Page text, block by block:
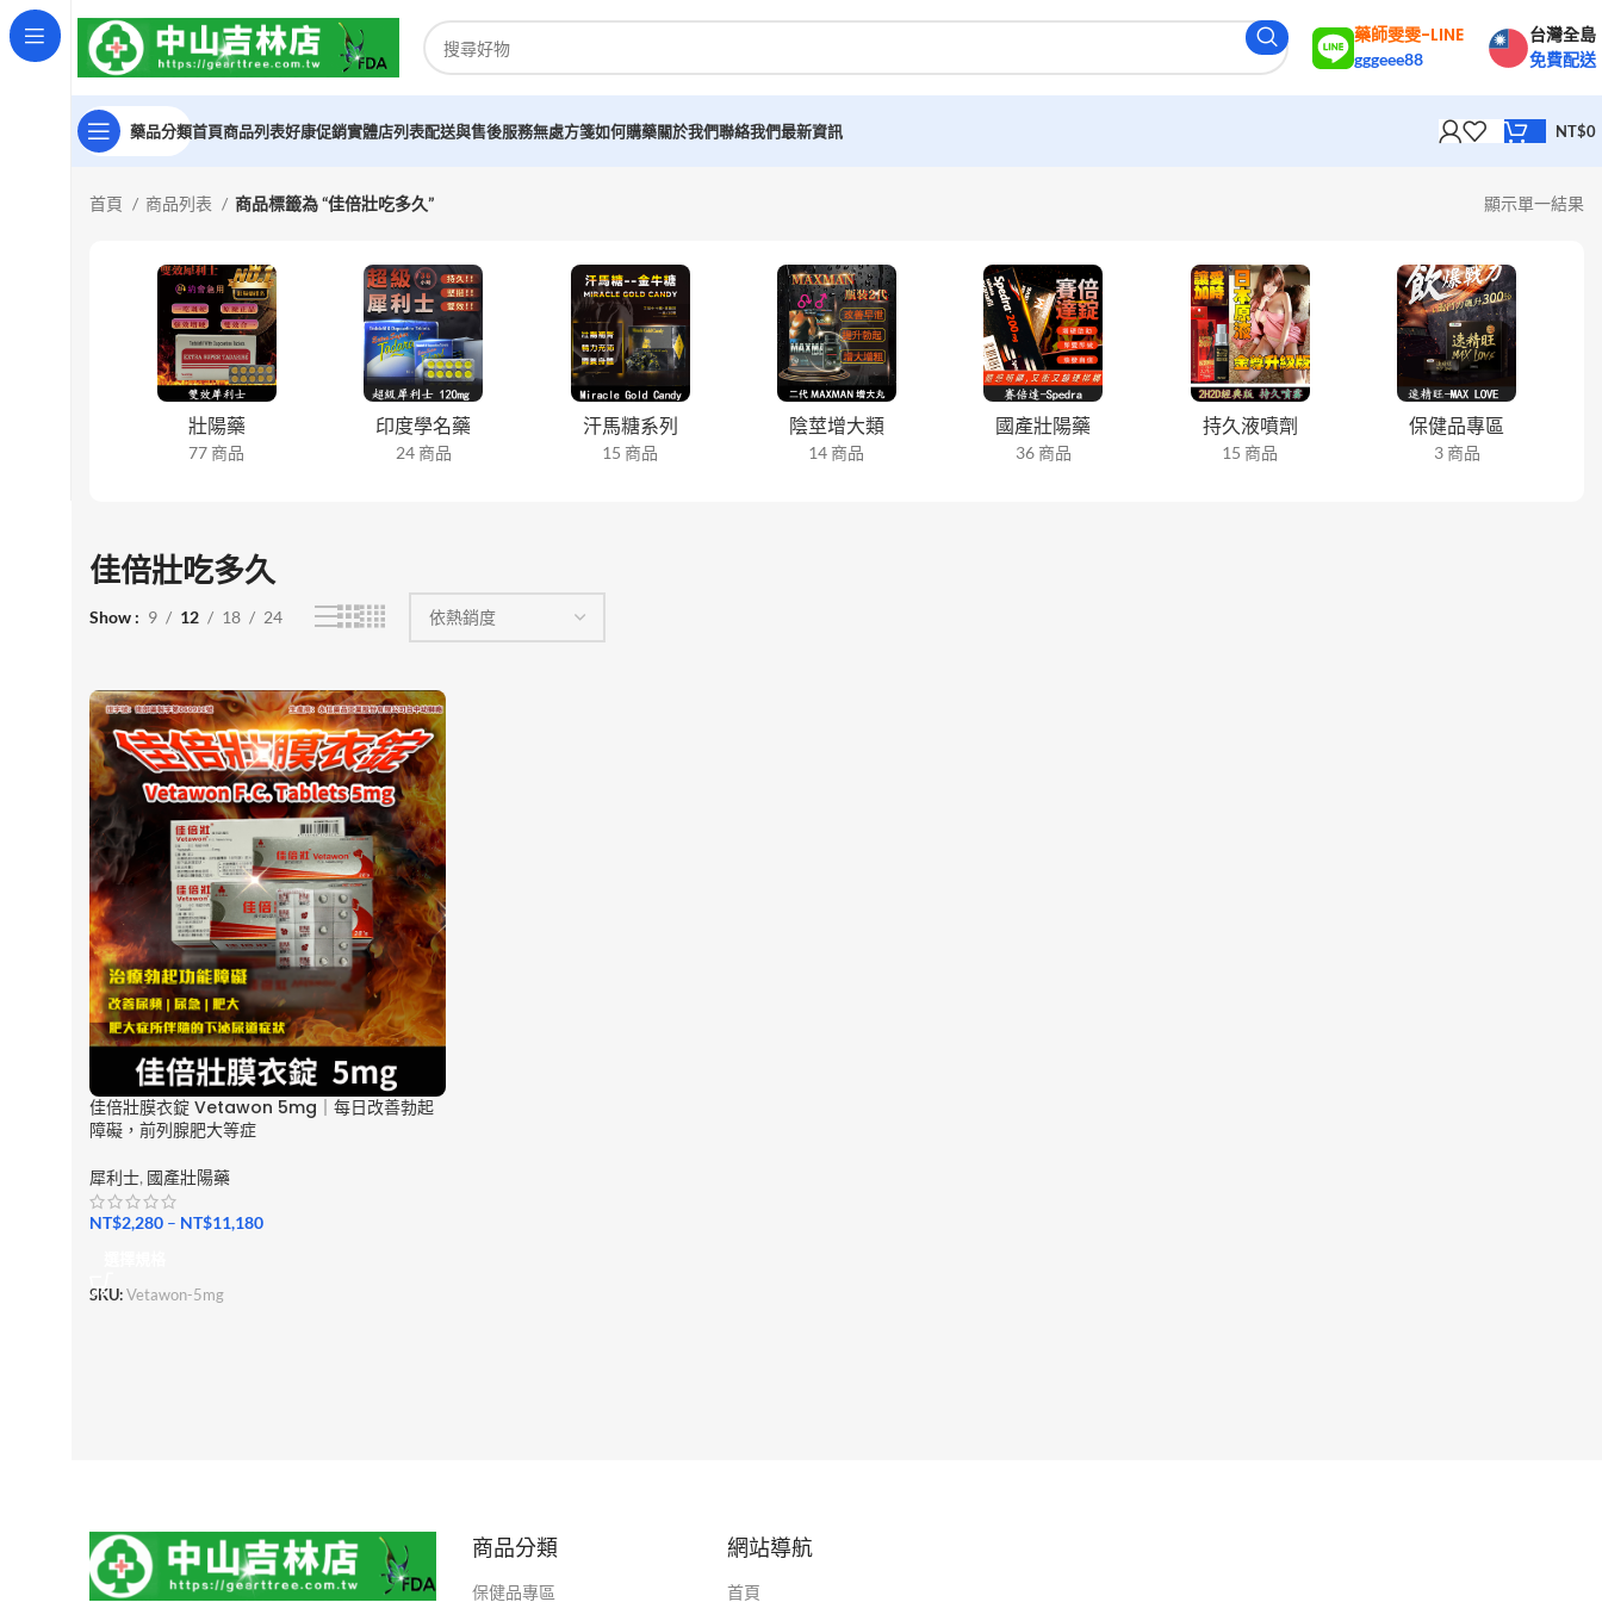
藥師雯雯-LINE
gggeee88
台灣全島
免費配送
藥品分類首頁商品列表好康促銷實體店列表配送與售後服務無處方箋如何購藥關於我們聯絡我們最新資訊 NT$0
首頁 商品列表 商品標籤為 “佳倍壯吃多久” 顯示單一結果
壯陽藥
77 商品
印度學名藥
24 商品
汗馬糖系列
15 商品
陰莖增大類
14 商品
國產壯陽藥
36 商品
持久液噴劑
15 商品
保健品專區
3 商品
佳倍壯吃多久
Show 9 12 18 24
佳倍壯膜衣錠 Vetawon 5mg｜每日改善勃起
障礙，前列腺肥大等症
犀利士, 國產壯陽藥
NT$2,280 – NT$11,180
SKU:Vetawon-5mg
商品分類
保健品專區
網站導航
首頁